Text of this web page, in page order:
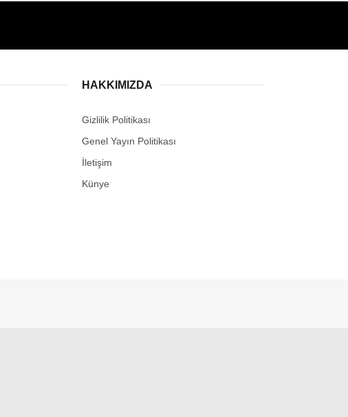
HAKKIMIZDA
Gizlilik Politikası
Genel Yayın Politikası
İletişim
Künye